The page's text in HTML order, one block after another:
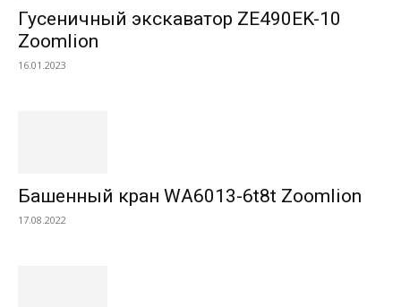
Гусеничный экскаватор ZE490EK-10
Zoomlion
16.01.2023
Башенный кран WA6013-6t8t Zoomlion
17.08.2022